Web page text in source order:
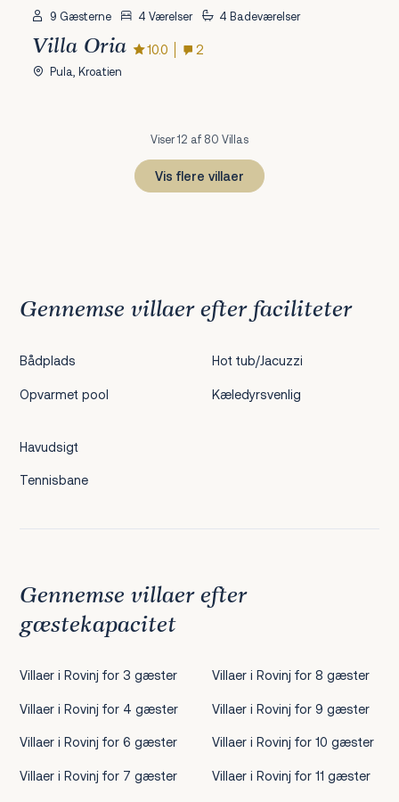
9 Gæsterne 4 Værelser 4 Badeværelser
Villa Oria 10.0 2
Pula, Kroatien
Viser 12 af 80 Villas
Vis flere villaer
Gennemse villaer efter faciliteter
Bådplads
Opvarmet pool
Hot tub/Jacuzzi
Kæledyrsvenlig
Havudsigt
Tennisbane
Gennemse villaer efter
gæstekapacitet
Villaer i Rovinj for 3 gæster
Villaer i Rovinj for 4 gæster
Villaer i Rovinj for 6 gæster
Villaer i Rovinj for 7 gæster
Villaer i Rovinj for 8 gæster
Villaer i Rovinj for 9 gæster
Villaer i Rovinj for 10 gæster
Villaer i Rovinj for 11 gæster